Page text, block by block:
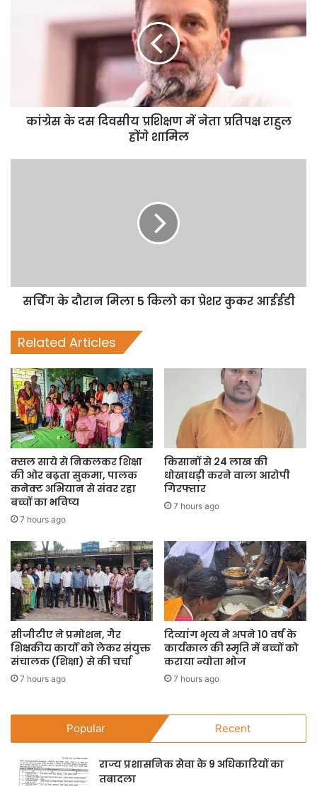
कांग्रेस के दस दिवसीय प्रशिक्षण में नेता प्रतिपक्ष राहुल
होंगे शामिल
सर्चिंग के दौरान मिला 5 किलो का प्रेशर कुकर आईईडी
Related Articles
क्सल साये से निकलकर शिक्षा
की ओर बढ़ता सुकमा, पालक
कनेक्ट अभियान से संवर रहा
बच्चों का भविष्य
7 hours ago
किसानों से 24 लाख की
धोखाधड़ी करने वाला आरोपी
गिरफ्तार
7 hours ago
सीजीटीए ने प्रमोशन, गैर
शिक्षकीय कार्यों को लेकर संयुक्त
संचालक (शिक्षा) से की चर्चा
7 hours ago
दिव्यांग भृत्य ने अपने 10 वर्ष के
कार्यकाल की स्मृति में बच्चों को
कराया न्योता भोज
7 hours ago
Popular Recent
राज्य प्रशासनिक सेवा के 9 अधिकारियों का
तबादला